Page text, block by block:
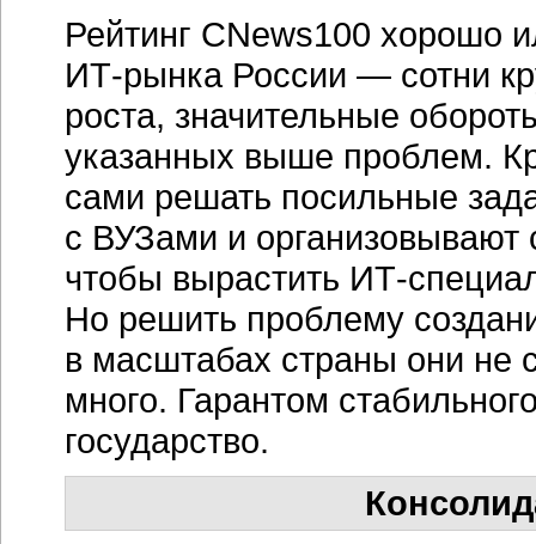
Рейтинг CNews100 хорошо
ИТ-рынкаРоссии — сотни
роста, значительные
указанных выше проблем.
сами решать посильные
с ВУЗами и организовывают
чтобы вырастить ИТ-
Но решить проблему
в масштабах страны они не
много. Гарантом
государство.